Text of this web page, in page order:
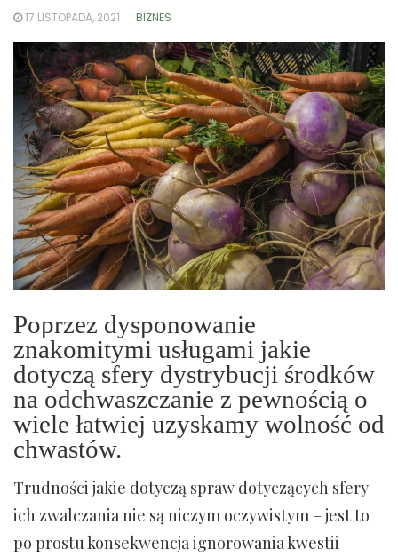
17 LISTOPADA, 2021 BIZNES
Poprzez dysponowanie
znakomitymi usługami jakie
dotyczą sfery dystrybucji środków
na odchwaszczanie z pewnością o
wiele łatwiej uzyskamy wolność od
chwastów.
Trudności jakie dotyczą spraw dotyczących sfery
ich zwalczania nie są niczym oczywistym – jest to
po prostu konsekwencja ignorowania kwestii